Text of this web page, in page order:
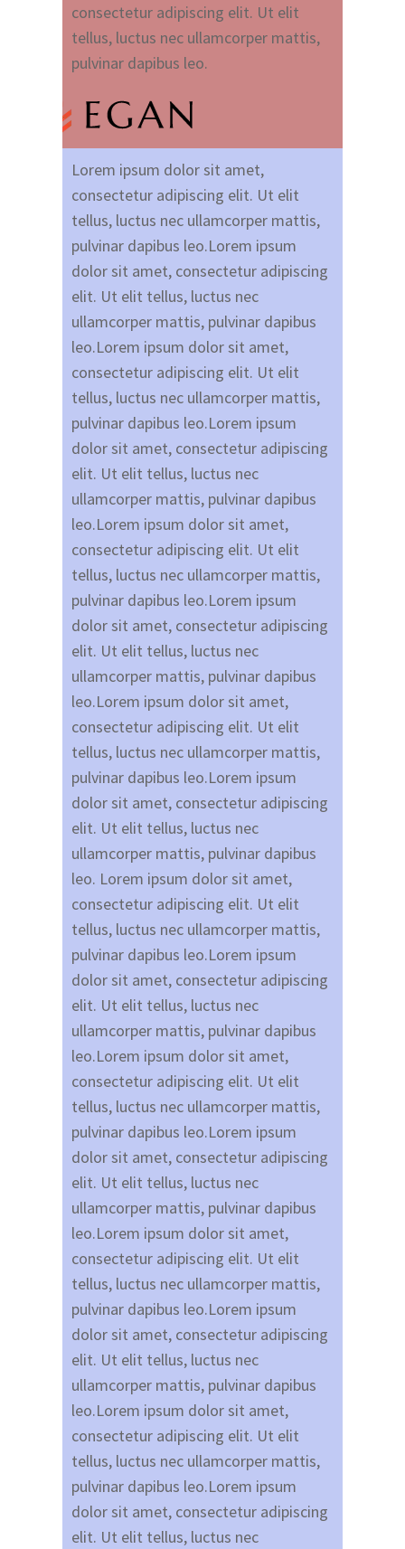
consectetur adipiscing elit. Ut elit
tellus, luctus nec ullamcorper mattis,
pulvinar dapibus leo.
Lorem ipsum dolor sit amet,
consectetur adipiscing elit. Ut elit
tellus, luctus nec ullamcorper mattis,
pulvinar dapibus leo.Lorem ipsum
dolor sit amet, consectetur adipiscing
elit. Ut elit tellus, luctus nec
ullamcorper mattis, pulvinar dapibus
leo.Lorem ipsum dolor sit amet,
consectetur adipiscing elit. Ut elit
tellus, luctus nec ullamcorper mattis,
pulvinar dapibus leo.Lorem ipsum
dolor sit amet, consectetur adipiscing
elit. Ut elit tellus, luctus nec
ullamcorper mattis, pulvinar dapibus
leo.Lorem ipsum dolor sit amet,
consectetur adipiscing elit. Ut elit
tellus, luctus nec ullamcorper mattis,
pulvinar dapibus leo.Lorem ipsum
dolor sit amet, consectetur adipiscing
elit. Ut elit tellus, luctus nec
ullamcorper mattis, pulvinar dapibus
leo.Lorem ipsum dolor sit amet,
consectetur adipiscing elit. Ut elit
tellus, luctus nec ullamcorper mattis,
pulvinar dapibus leo.Lorem ipsum
dolor sit amet, consectetur adipiscing
elit. Ut elit tellus, luctus nec
ullamcorper mattis, pulvinar dapibus
leo. Lorem ipsum dolor sit amet,
consectetur adipiscing elit. Ut elit
tellus, luctus nec ullamcorper mattis,
pulvinar dapibus leo.Lorem ipsum
dolor sit amet, consectetur adipiscing
elit. Ut elit tellus, luctus nec
ullamcorper mattis, pulvinar dapibus
leo.Lorem ipsum dolor sit amet,
consectetur adipiscing elit. Ut elit
tellus, luctus nec ullamcorper mattis,
pulvinar dapibus leo.Lorem ipsum
dolor sit amet, consectetur adipiscing
elit. Ut elit tellus, luctus nec
ullamcorper mattis, pulvinar dapibus
leo.Lorem ipsum dolor sit amet,
consectetur adipiscing elit. Ut elit
tellus, luctus nec ullamcorper mattis,
pulvinar dapibus leo.Lorem ipsum
dolor sit amet, consectetur adipiscing
elit. Ut elit tellus, luctus nec
ullamcorper mattis, pulvinar dapibus
leo.Lorem ipsum dolor sit amet,
consectetur adipiscing elit. Ut elit
tellus, luctus nec ullamcorper mattis,
pulvinar dapibus leo.Lorem ipsum
dolor sit amet, consectetur adipiscing
elit. Ut elit tellus, luctus nec